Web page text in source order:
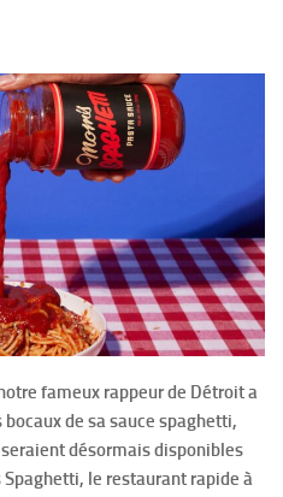
fameux rappeur de Détroit a
de sa sauce spaghetti,
désormais disponibles
le restaurant rapide à